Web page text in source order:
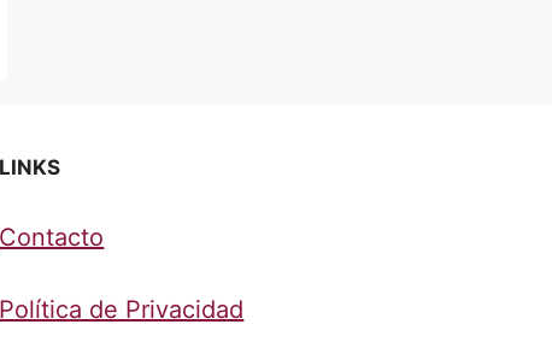
LINKS
Contacto
Política de Privacidad